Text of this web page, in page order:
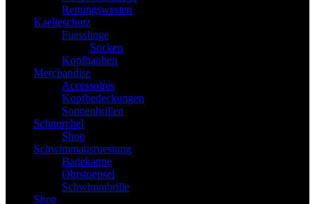
Rettungswesten
Kaelteschutz
Fuesslinge
Socken
Kopfhauben
Merchandise
Accessoires
Kopfbedeckungen
Sonnenbrillen
Schnorchel
Shop
Schwimmausruestung
Badekappe
Ohrstoepsel
Schwimmbrille
Shop